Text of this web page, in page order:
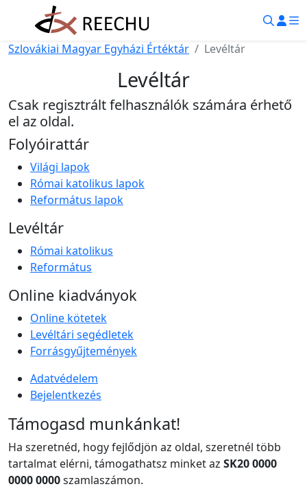
Szlovákiai Magyar Egyházi Értéktár Levéltár
Levéltár
Csak regisztrált felhasználók számára érhető
el az oldal.
Folyóirattár
Világi lapok
Római katolikus lapok
Református lapok
Levéltár
Római katolikus
Református
Online kiadványok
Online kötetek
Levéltári segédletek
Forrásgyűjtemények
Adatvédelem
Bejelentkezés
Támogasd munkánkat!
Ha szeretnéd, hogy fejlődjön az oldal, szeretnél több
tartalmat elérni, támogathatsz minket az SK20 0000
0000 0000szamlaszámon.